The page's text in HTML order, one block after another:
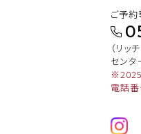
ご予約
（リッ
センタ
※2025
電話番